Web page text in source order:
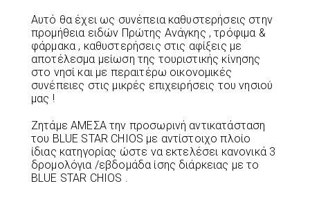
Αυτό θα έχει ως συνέπεια καθυστερήσεις στην
προμήθεια ειδών Πρώτης Ανάγκης , τρόφιμα &
φάρμακα , καθυστερήσεις στις αφίξεις με
αποτέλεσμα μείωση της τουριστικής κίνησης
στο νησί και με περαιτέρω οικονομικές
συνέπειες στις μικρές επιχειρήσεις του νησιού
μας !
Ζητάμε ΑΜΕΣΑ την προσωρινή αντικατάσταση
του BLUE STAR CHIOS με αντίστοιχο πλοίο
ίδιας κατηγορίας ώστε να εκτελέσει κανονικά 3
δρομολόγια /εβδομάδα ίσης διάρκειας με το
BLUE STAR CHIOS .